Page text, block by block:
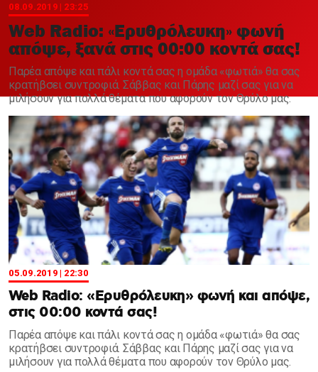
08.09.2019 | 23:25
Web Radio: «Ερυθρόλευκη» φωνή
απόψε, ξανά στις 00:00 κοντά σας!
Παρέα απόψε και πάλι κοντά σας η ομάδα «φωτιά» θα σας
κρατήβσει συντροφιά. Σάββας και Πάρης μαζί σας για να
μιλήσουν για πολλά θέματα που αφορούν τον Θρύλο μας.
05.09.2019 | 22:30
Web Radio: «Ερυθρόλευκη» φωνή και απόψε,
στις 00:00 κοντά σας!
Παρέα απόψε και πάλι κοντά σας η ομάδα «φωτιά» θα σας
κρατήβσει συντροφιά. Σάββας και Πάρης μαζί σας για να
μιλήσουν για πολλά θέματα που αφορούν τον Θρύλο μας.
Χαντμπολ